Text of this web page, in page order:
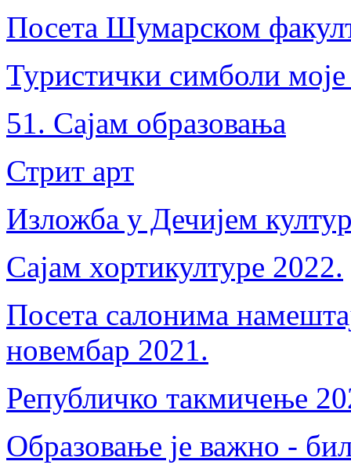
Посета Шумарском
Туристички симболи
51. Сајам образовања
Стрит арт
Изложба у Дечијем
Сајам хортикултуре 2022.
Посета салонима
новембар 2021.
Републичко такмичење
Образовање је важно -